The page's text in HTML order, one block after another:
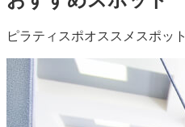
ピラティスポオススメスポット